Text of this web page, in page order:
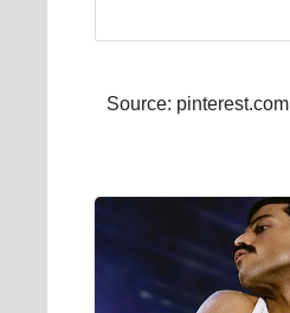
Source: pinterest.com